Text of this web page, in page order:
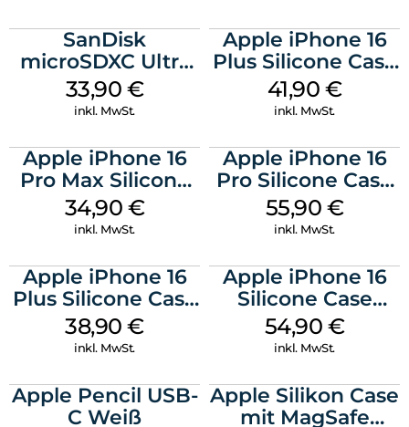
SanDisk
microSDXC Ultra
128 GB + Adapter
Mobile
33,90 €
inkl. MwSt.
Apple iPhone 16
Plus Silicone Case
MagSafe Stone
Gray
41,90 €
inkl. MwSt.
Apple iPhone 16
Pro Max Silicone
Case MagSafe
Denim
34,90 €
inkl. MwSt.
Apple iPhone 16
Pro Silicone Case
MagSafe Stone
Gray
55,90 €
inkl. MwSt.
Apple iPhone 16
Plus Silicone Case
MagSafe Denim
38,90€
inkl. MwSt.
Apple iPhone 16
Silicone Case
MagSafe Lake
Green
54,90 €
inkl. MwSt.
Apple Pencil USB-
C Weiß
Apple Silikon Case
mit MagSafe